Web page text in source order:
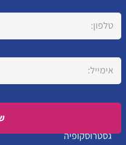
Please leave this field empty.
גסטרוסקופיה